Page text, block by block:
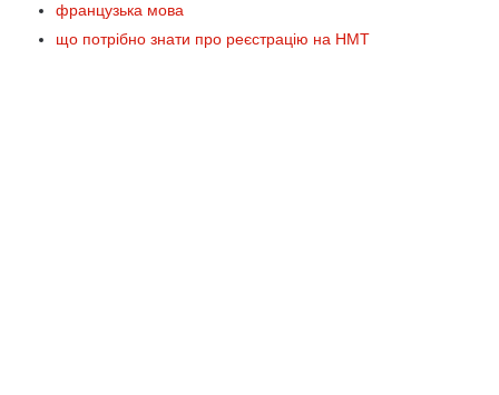
французька мова
що потрібно знати про реєстрацію на НМТ